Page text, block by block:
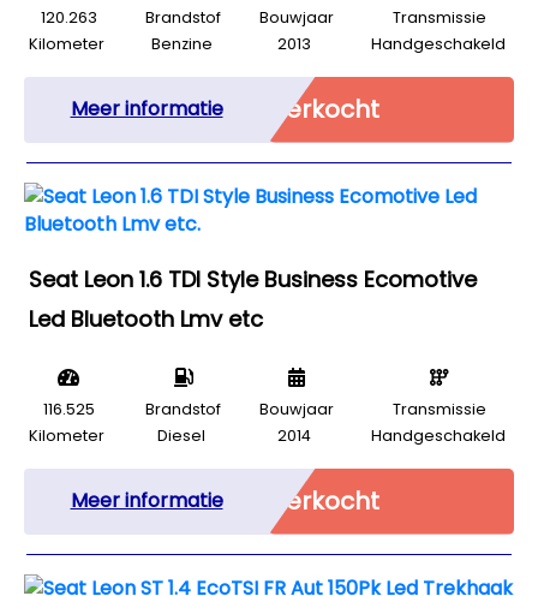
120.263
Kilometer
Brandstof
Benzine
Bouwjaar
2013
Transmissie
Handgeschakeld
Meer informatie Verkocht
Seat Leon 1.6 TDI Style Business Ecomotive
Led Bluetooth Lmv etc
116.525
Kilometer
Brandstof
Diesel
Bouwjaar
2014
Transmissie
Handgeschakeld
Meer informatie Verkocht